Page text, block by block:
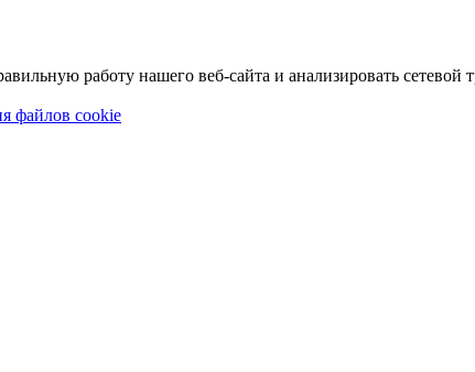
работу нашего веб-сайта и анализировать сетевой
файлов cookie